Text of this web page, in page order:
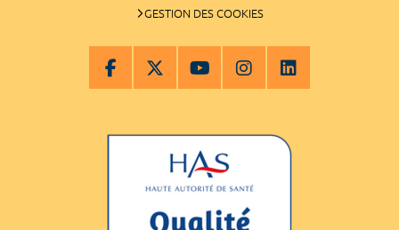
GESTION DES COOKIES